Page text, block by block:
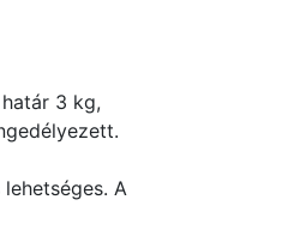
3 kg,
A